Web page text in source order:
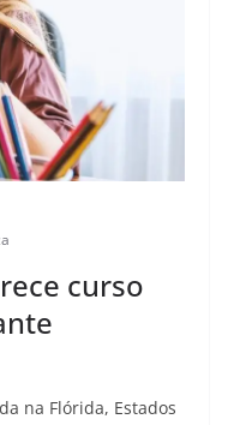
curso
na Flórida, Estados